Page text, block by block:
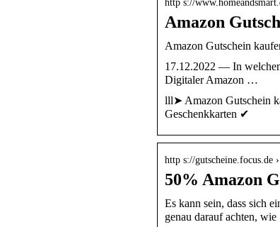
http s://
Amazon
Amazon Gutschein
17.12.2022 — In
Digitaler Amazon …
lll➤ Amazon Gutschein
Geschenkkarten ✔
http s://gutscheine.focus.de
50% Amazon
Es kann sein, dass sich
genau darauf achten,